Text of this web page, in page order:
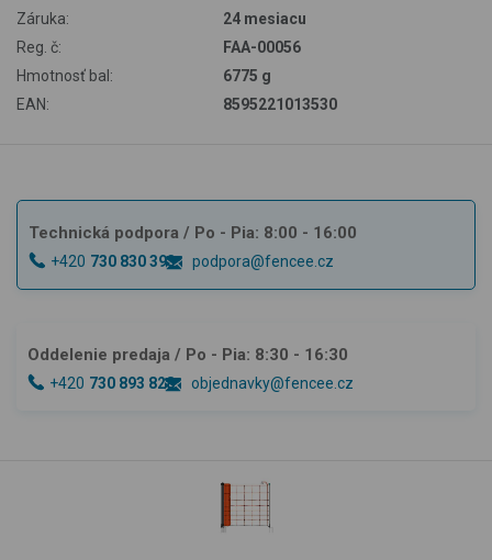
Záruka:
24 mesiacu
Reg. č:
FAA-00056
Hmotnosť bal:
6775 g
EAN:
8595221013530
Technická podpora / Po - Pia: 8:00 - 16:00
+420 730 830 393 podpora@fencee.cz
Oddelenie predaja / Po - Pia: 8:30 - 16:30
+420 730 893 828 objednavky@fencee.cz